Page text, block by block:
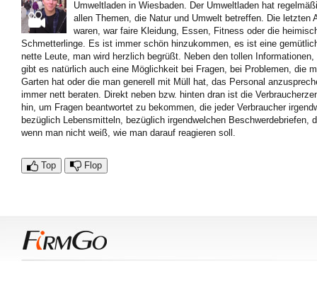
Umweltladen in Wiesbaden. Der Umweltladen hat
allen Themen, die Natur und Umwelt betreffen. Die letzten
waren, war faire Kleidung, Essen, Fitness oder die
Schmetterlinge. Es ist immer schön hinzukommen, es ist eine
nette Leute, man wird herzlich begrüßt. Neben den tollen
gibt es natürlich auch eine Möglichkeit bei Fragen, bei Problemen, die
Garten hat oder die man generell mit Müll hat, das Personal
immer nett beraten. Direkt neben bzw. hinten dran ist die
hin, um Fragen beantwortet zu bekommen, die jeder Verbraucher
bezüglich Lebensmitteln, bezüglich irgendwelchen Beschwerdebriefen,
wenn man nicht weiß, wie man darauf reagieren soll.
Top Flop